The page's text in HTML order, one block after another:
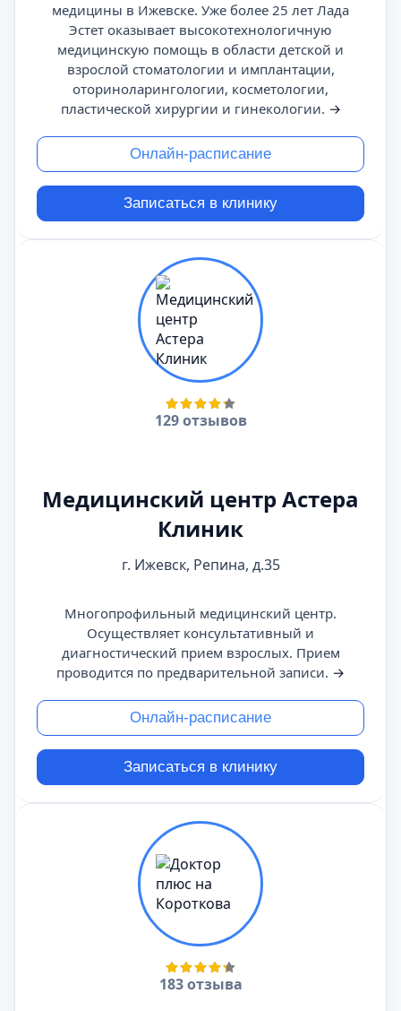
медицины в Ижевске. Уже более 25 лет Лада
Эстет оказывает высокотехнологичную
медицинскую помощь в области детской и
взрослой стоматологии и имплантации,
оториноларингологии, косметологии,
пластической хирургии и гинекологии. →
Онлайн-расписание
Записаться в клинику
129 отзывов
Медицинский центр Астера
Клиник
г. Ижевск, Репина, д.35
Многопрофильный медицинский центр.
Осуществляет консультативный и
диагностический прием взрослых. Прием
проводится по предварительной записи. →
Онлайн-расписание
Записаться в клинику
183 отзыва